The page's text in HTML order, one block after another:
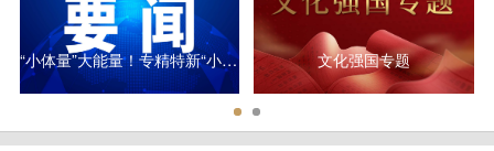
“小体量”大能量！专精特新“小巨人”研发平均投入超3000万元 文化强国专题